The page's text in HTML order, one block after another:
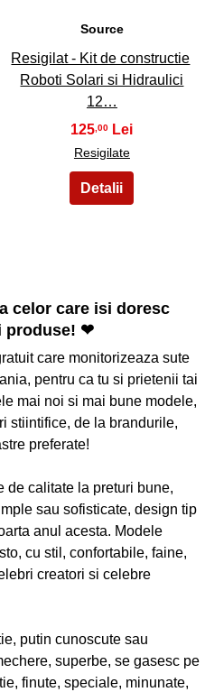
Source
Resigilat - Kit de constructie
Roboti Solari si Hidraulici
12…
125,00
Resigilate
celor care isi doresc
produse! ❤
care monitorizeaza sute
pentru ca tu si prietenii tai
mai noi si mai bune modele,
stiintifice, de la brandurile,
preferate!
de calitate la preturi bune,
sau sofisticate, design tip
anul acesta. Modele
cu stil, confortabile, faine,
creatori si celebre
putin cunoscute sau
superbe, se gasesc pe
finute, speciale, minunate,